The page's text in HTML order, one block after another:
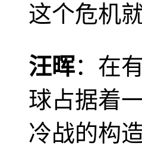
这个危机
汪晖：在
球占据着
冷战的构